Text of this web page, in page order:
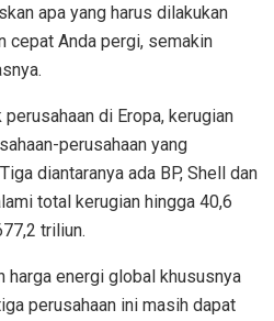
apa yang harus dilakukan
cepat Anda pergi, semakin
di Eropa, kerugian
perusahaan yang
diantaranya ada BP, Shell dan
total kerugian hingga 40,6
triliun.
harga energi global khususnya
perusahaan ini masih dapat